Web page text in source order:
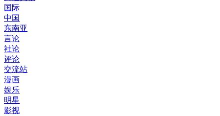
国际
中国
东南亚
言论
社论
评论
交流站
漫画
娱乐
明星
影视